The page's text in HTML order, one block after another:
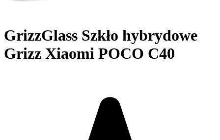
GrizzGlass Szkło hybrydowe
Grizz Xiaomi POCO C40